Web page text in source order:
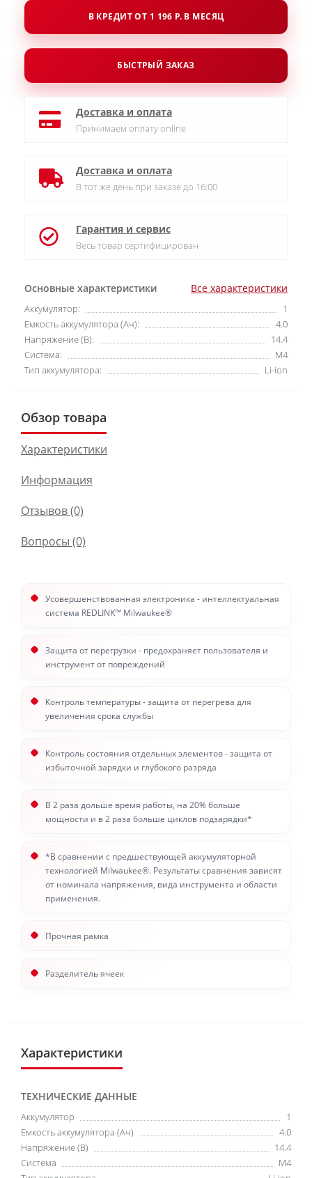
Основные характеристики Все характеристики
Аккумулятор:
1
Емкость аккумулятора (Ач):
4.0
Напряжение (В):
14.4
Система:
M4
Тип аккумулятора:
Li-ion
В КРЕДИТ ОТ 1 196 Р. В МЕСЯЦ
БЫСТРЫЙ ЗАКАЗ
Доставка и оплата
Принимаем оплату online
Доставка и оплата
В тот же день при заказе до 16:00
Гарантия и сервис
Весь товар сертифицирован
Обзор товара
Характеристики
Информация
Отзывов (0)
Вопросы (0)
Усовершенствованная электроника - интеллектуальная
система REDLINK™ Milwaukee®
Защита от перегрузки - предохраняет пользователя и
инструмент от повреждений
Контроль температуры - защита от перегрева для
увеличения срока службы
Контроль состояния отдельных элементов - защита от
избыточной зарядки и глубокого разряда
В 2 раза дольше время работы, на 20% больше
мощности и в 2 раза больше циклов подзарядки*
*В сравнении с предшествующей аккумуляторной
технологией Milwaukee®. Результаты сравнения зависят
от номинала напряжения, вида инструмента и области
применения.
Прочная рамка
Разделитель ячеек
Характеристики
ТЕХНИЧЕСКИЕ ДАННЫЕ
Аккумулятор
1
Емкость аккумулятора (Ач)
4.0
Напряжение (В)
14.4
Система
M4